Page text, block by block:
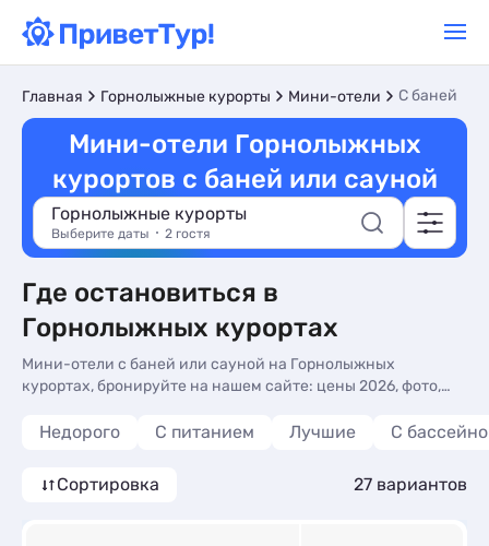
Главная Горнолыжные курорты Мини-отели С баней
Мини-отели Горнолыжных
курортов с баней или сауной
Горнолыжные курорты
Выберите даты 2 гостя
Где остановиться в
Горнолыжных курортах
Мини-отели с баней или сауной на Горнолыжных
курортах, бронируйте на нашем сайте: цены 2026, фото,
Горнолыжных курортах с баней или сауной.
Недорого С питанием Лучшие С
Сортировка 27 вариантов